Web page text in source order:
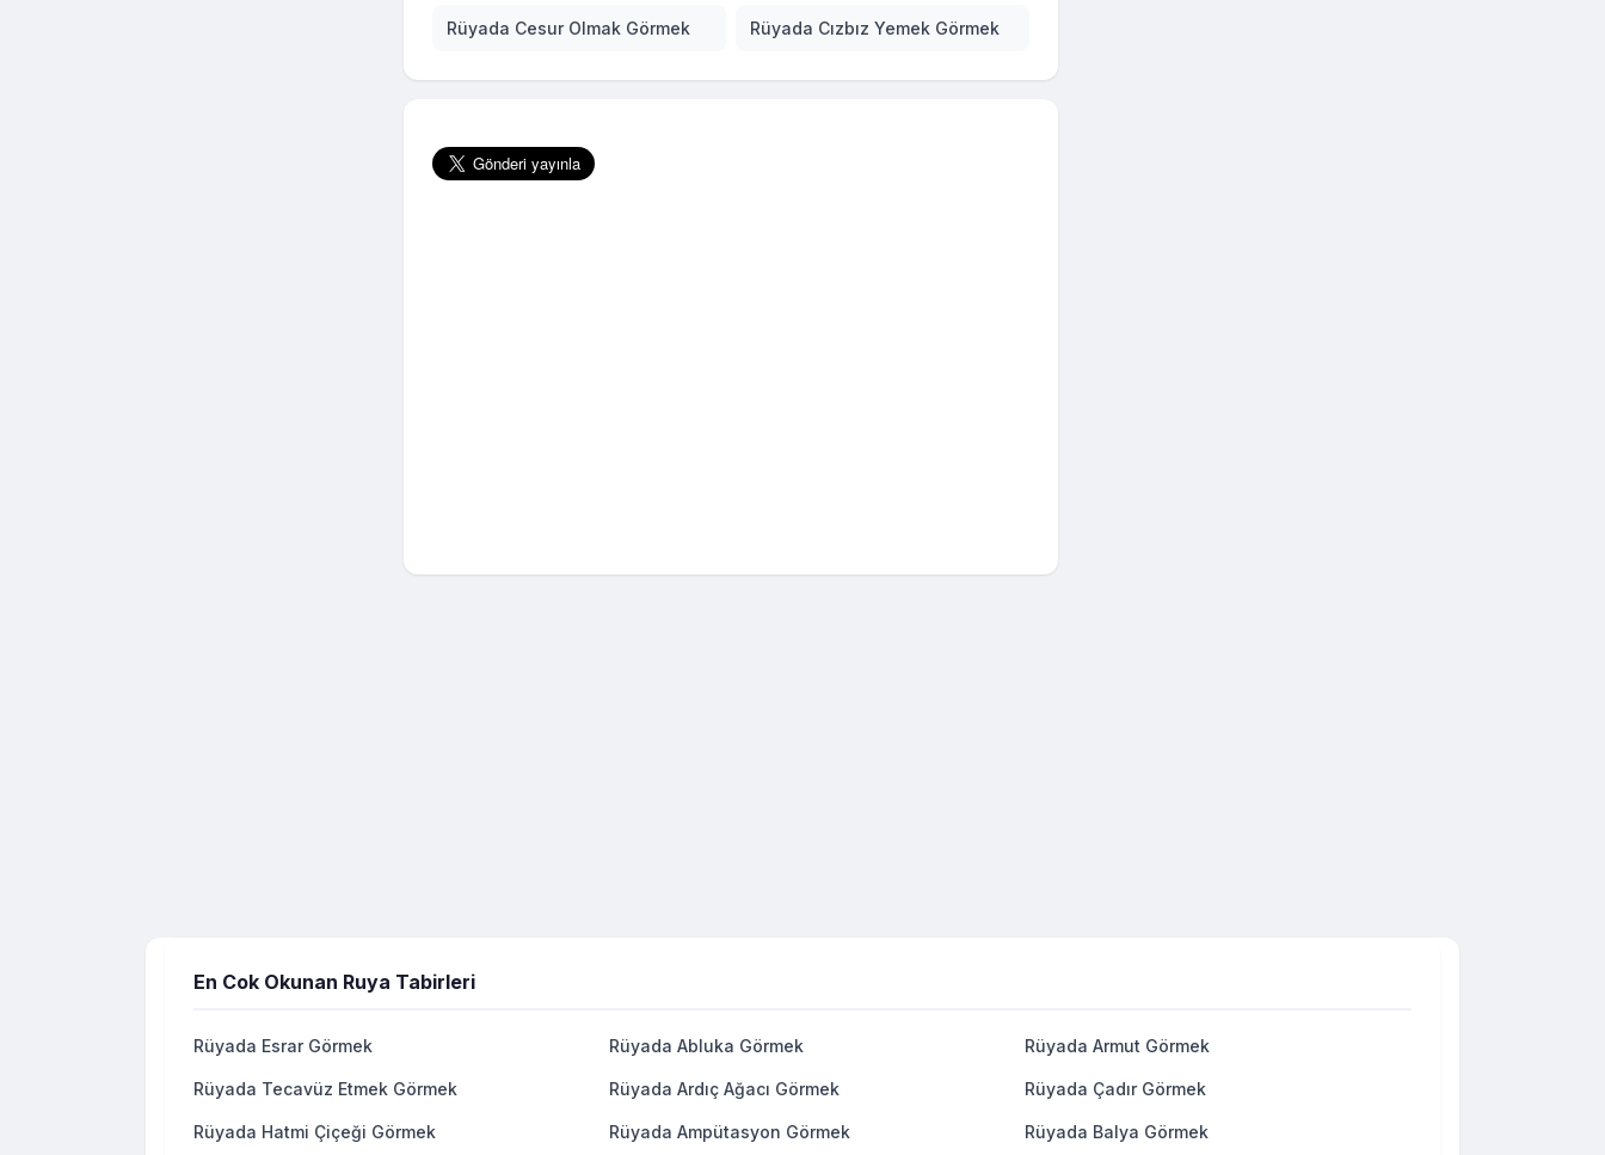
Rüyada Cesur Olmak Görmek Rüyada Cızbız Yemek Görmek
En Cok Okunan Ruya Tabirleri
Rüyada Esrar Görmek Rüyada Abluka Görmek Rüyada Armut Görmek
Rüyada Tecavüz Etmek Görmek Rüyada Ardıç Ağacı Görmek Rüyada Çadır Görmek
Rüyada Hatmi Çiçeği Görmek Rüyada Ampütasyon Görmek Rüyada Balya Görmek